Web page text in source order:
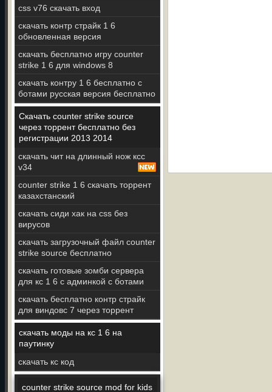
css v76 скачать вход
скачать контр страйк 1 6
обновленная версия
скачать бесплатно игру counter
strike 1 6 для windows 8
скачать контру 1 6 бесплатно с
ботами русская версия бесплатно
Скачать counter strike source
через торрент бесплатно без
регистрации 2013 2014
скачать чит на длинный нож ксс
v34
counter strike 1 6 скачать торрент
казахстанский
скачать сиди хак на css без
вирусов
скачать загрузочный файл counter
strike source бесплатно
скачать готовые зомби сервера
для кс 1 6 с админкой с ботами
скачать бесплатно контр страйк
для виндовс 7 через торрент
скачать моды на кс 1 6 на
паутинку
скачать кс код
counter strike source mod for kids